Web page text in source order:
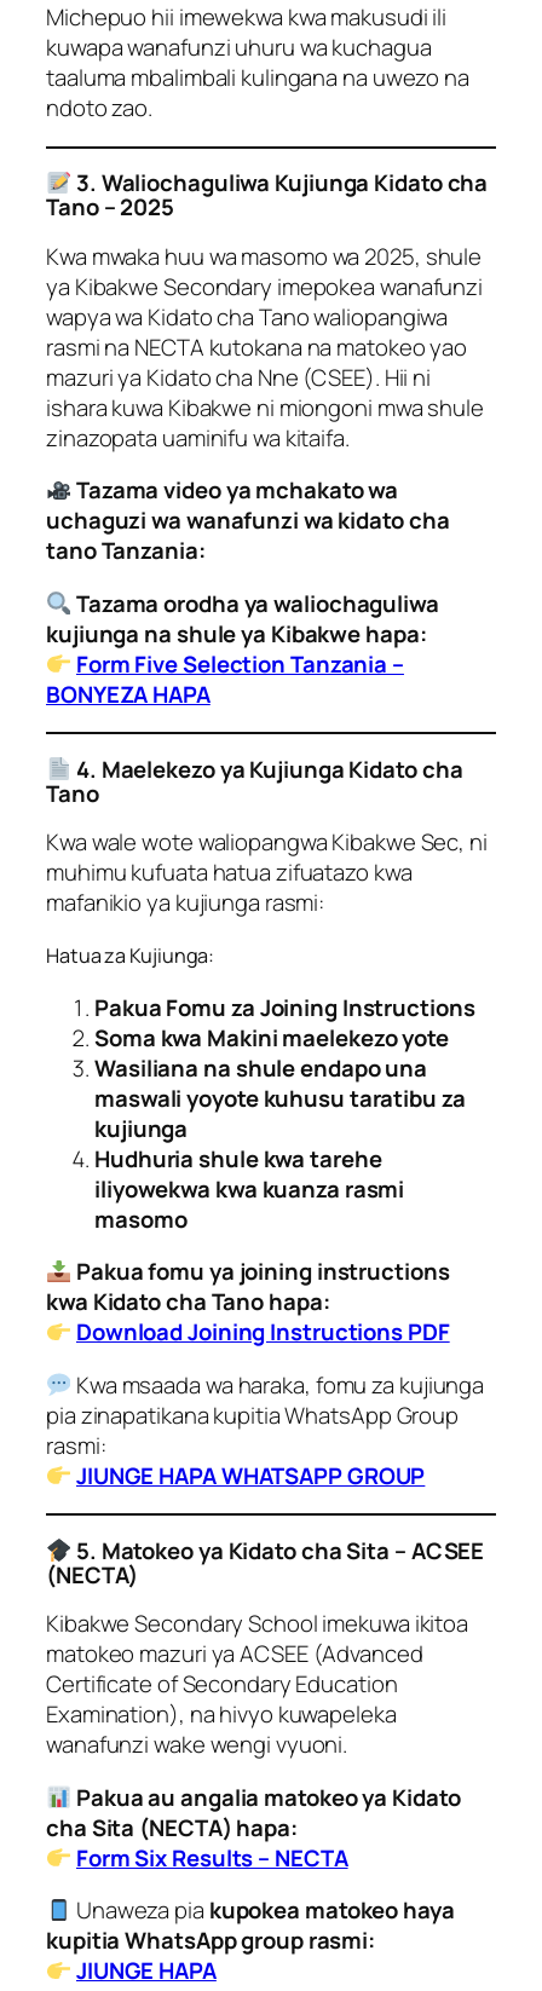
Michepuo hii imewekwa kwa makusudi ili
kuwapa wanafunzi uhuru wa kuchagua
taaluma mbalimbali kulingana na uwezo na
ndoto zao.
3. Waliochaguliwa Kujiunga Kidato cha
Tano – 2025
Kwa mwaka huu wa masomo wa 2025, shule
ya Kibakwe Secondary imepokea wanafunzi
wapya wa Kidato cha Tano waliopangiwa
rasmi na NECTA kutokana na matokeo yao
mazuri ya Kidato cha Nne (CSEE). Hii ni
ishara kuwa Kibakwe ni miongoni mwa shule
zinazopata uaminifu wa kitaifa.
Tazama video ya mchakato wa
uchaguzi wa wanafunzi wa kidato cha
tano Tanzania:
Tazama orodha ya waliochaguliwa
kujiunga na shule ya Kibakwe hapa:
Form Five Selection Tanzania –
BONYEZA HAPA
4. Maelekezo ya Kujiunga Kidato cha
Tano
Kwa wale wote waliopangwa Kibakwe Sec, ni
muhimu kufuata hatua zifuatazo kwa
mafanikio ya kujiunga rasmi:
Hatua za Kujiunga:
Pakua Fomu za Joining Instructions
Soma kwa Makini maelekezo yote
Wasiliana na shule endapo una
maswali yoyote kuhusu taratibu za
kujiunga
Hudhuria shule kwa tarehe
iliyowekwa kwa kuanza rasmi
masomo
Pakua fomu ya joining instructions
kwa Kidato cha Tano hapa:
Download Joining Instructions PDF
Kwa msaada wa haraka, fomu za kujiunga
pia zinapatikana kupitia WhatsApp Group
rasmi:
JIUNGE HAPA WHATSAPP GROUP
5. Matokeo ya Kidato cha Sita – ACSEE
(NECTA)
Kibakwe Secondary School imekuwa ikitoa
matokeo mazuri ya ACSEE (Advanced
Certificate of Secondary Education
Examination), na hivyo kuwapeleka
wanafunzi wake wengi vyuoni.
Pakua au angalia matokeo ya Kidato
cha Sita (NECTA) hapa:
Form Six Results – NECTA
Unaweza pia kupokea matokeo haya
kupitia WhatsApp group rasmi:
JIUNGE HAPA